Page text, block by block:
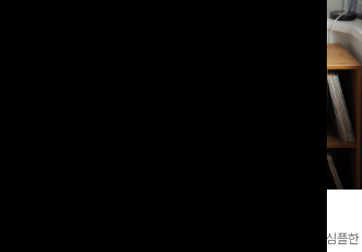
[활용도좋은✨]은은한 스트라이프 패턴이 더해져 심플한